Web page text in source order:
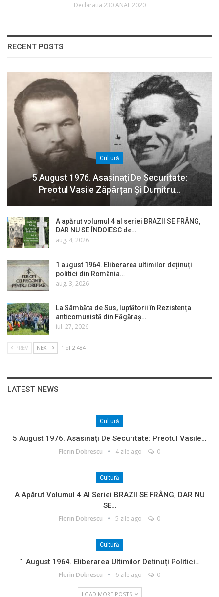
Declaratia 230 ANAF 2020
RECENT POSTS
Cultură
5 August 1976. Asasinați De Securitate:
Preotul Vasile Zăpârțan Și Dumitru…
A apărut volumul 4 al seriei BRAZII SE FRÂNG,
DAR NU SE ÎNDOIESC de…
aug. 4, 2026
1 august 1964. Eliberarea ultimilor deținuți
politici din România…
aug. 3, 2026
La Sâmbăta de Sus, luptătorii în Rezistența
anticomunistă din Făgăraș…
iul. 27, 2026
PREV NEXT 1 of 2.484
LATEST NEWS
Cultură
5 August 1976. Asasinați De Securitate: Preotul Vasile…
Florin Dobrescu 4 zile ago 0
Cultură
A Apărut Volumul 4 Al Seriei BRAZII SE FRÂNG, DAR NU
SE…
Florin Dobrescu 5 zile ago 0
Cultură
1 August 1964. Eliberarea Ultimilor Deținuți Politici…
Florin Dobrescu 6 zile ago 0
LOAD MORE POSTS